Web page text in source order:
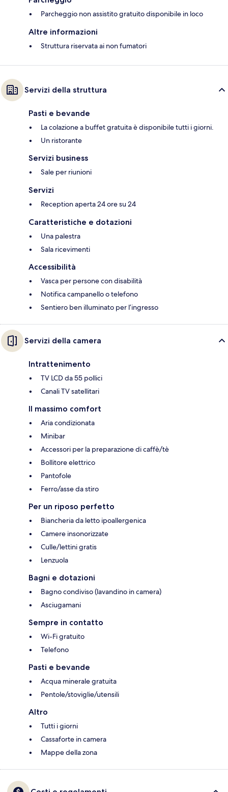
Parcheggio non assistito gratuito disponibile in loco
Altre informazioni
Struttura riservata ai non fumatori
Servizi della struttura
Pasti e bevande
La colazione a buffet gratuita è disponibile tutti i giorni.
Un ristorante
Servizi business
Sale per riunioni
Servizi
Reception aperta 24 ore su 24
Caratteristiche e dotazioni
Una palestra
Sala ricevimenti
Accessibilità
Vasca per persone con disabilità
Notifica campanello o telefono
Sentiero ben illuminato per l’ingresso
Servizi della camera
Intrattenimento
TV LCD da 55 pollici
Canali TV satellitari
Il massimo comfort
Aria condizionata
Minibar
Accessori per la preparazione di caffè/tè
Bollitore elettrico
Pantofole
Ferro/asse da stiro
Per un riposo perfetto
Biancheria da letto ipoallergenica
Camere insonorizzate
Culle/lettini gratis
Lenzuola
Bagni e dotazioni
Bagno condiviso (lavandino in camera)
Asciugamani
Sempre in contatto
Wi-Fi gratuito
Telefono
Pasti e bevande
Acqua minerale gratuita
Pentole/stoviglie/utensili
Altro
Tutti i giorni
Cassaforte in camera
Mappe della zona